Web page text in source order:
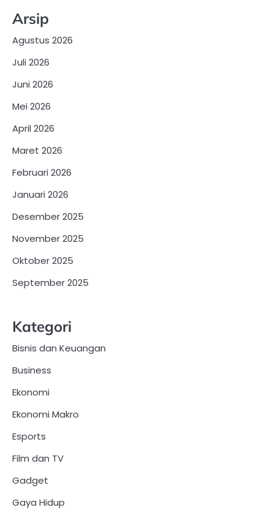
Arsip
Agustus 2026
Juli 2026
Juni 2026
Mei 2026
April 2026
Maret 2026
Februari 2026
Januari 2026
Desember 2025
November 2025
Oktober 2025
September 2025
Kategori
Bisnis dan Keuangan
Business
Ekonomi
Ekonomi Makro
Esports
Film dan TV
Gadget
Gaya Hidup